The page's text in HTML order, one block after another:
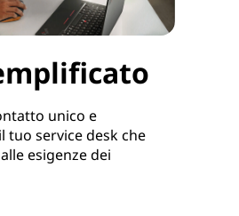
unico e
tuo service desk che
esigenze dei